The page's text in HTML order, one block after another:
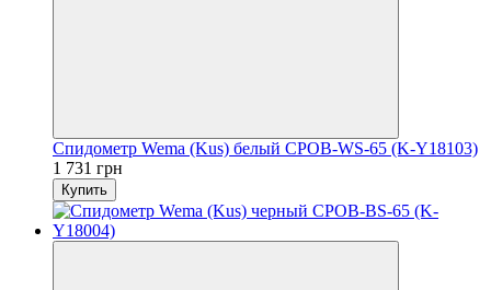
Спидометр Wema (Kus) белый CPOB-WS-65 (K-Y18103)
1 731 грн
Купить